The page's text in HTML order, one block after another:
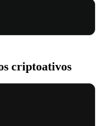
criptoativos